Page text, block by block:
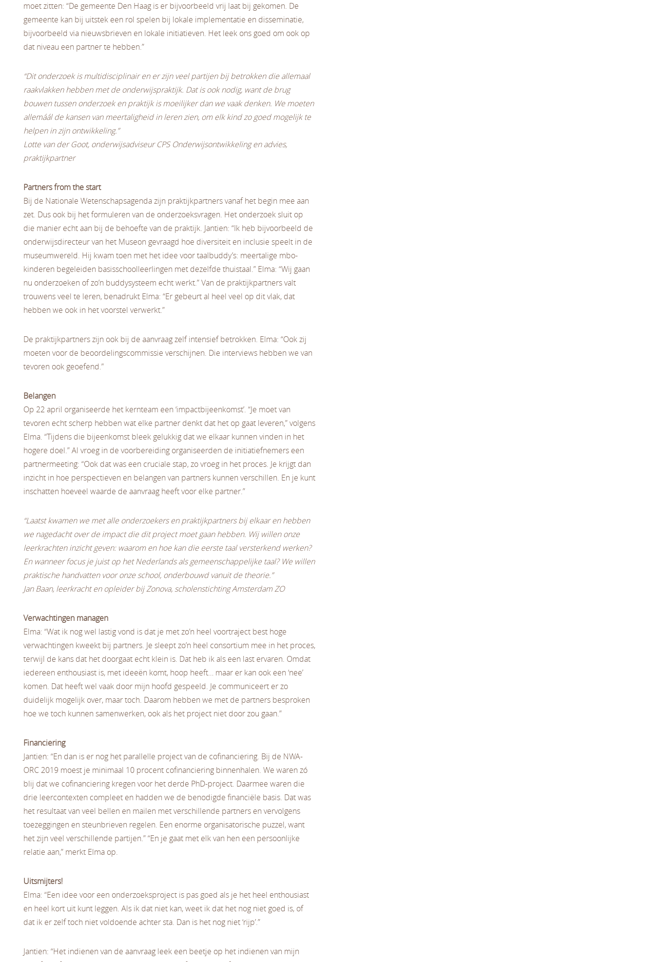
moet zitten: “De gemeente Den Haag is er bijvoorbeeld vrij laat bij gekomen. De
gemeente kan bij uitstek een rol spelen bij lokale implementatie en disseminatie,
bijvoorbeeld via nieuwsbrieven en lokale initiatieven. Het leek ons goed om ook op
dat niveau een partner te hebben.”
“Dit onderzoek is multidisciplinair en er zijn veel partijen bij betrokken die allemaal
raakvlakken hebben met de onderwijspraktijk. Dat is ook nodig, want de brug
bouwen tussen onderzoek en praktijk is moeilijker dan we vaak denken. We moeten
allemáál de kansen van meertaligheid in leren zien, om elk kind zo goed mogelijk te
helpen in zijn ontwikkeling.”
Lotte van der Goot, onderwijsadviseur CPS Onderwijsontwikkeling en advies,
praktijkpartner
Partners from the start
Bij de Nationale Wetenschapsagenda zijn praktijkpartners vanaf het begin mee aan
zet. Dus ook bij het formuleren van de onderzoeksvragen. Het onderzoek sluit op
die manier echt aan bij de behoefte van de praktijk. Jantien: “Ik heb bijvoorbeeld de
onderwijsdirecteur van het Museon gevraagd hoe diversiteit en inclusie speelt in de
museumwereld. Hij kwam toen met het idee voor taalbuddy’s: meertalige mbo-
kinderen begeleiden basisschoolleerlingen met dezelfde thuistaal.” Elma: “Wij gaan
nu onderzoeken of zo’n buddysysteem echt werkt.” Van de praktijkpartners valt
trouwens veel te leren, benadrukt Elma: “Er gebeurt al heel veel op dit vlak, dat
hebben we ook in het voorstel verwerkt.”
De praktijkpartners zijn ook bij de aanvraag zelf intensief betrokken. Elma: “Ook zij
moeten voor de beoordelingscommissie verschijnen. Die interviews hebben we van
tevoren ook geoefend.”
Belangen
Op 22 april organiseerde het kernteam een ‘impactbijeenkomst’. “Je moet van
tevoren echt scherp hebben wat elke partner denkt dat het op gaat leveren,” volgens
Elma. “Tijdens die bijeenkomst bleek gelukkig dat we elkaar kunnen vinden in het
hogere doel.” Al vroeg in de voorbereiding organiseerden de initiatiefnemers een
partnermeeting: “Ook dat was een cruciale stap, zo vroeg in het proces. Je krijgt dan
inzicht in hoe perspectieven en belangen van partners kunnen verschillen. En je kunt
inschatten hoeveel waarde de aanvraag heeft voor elke partner.”
“Laatst kwamen we met alle onderzoekers en praktijkpartners bij elkaar en hebben
we nagedacht over de impact die dit project moet gaan hebben. Wij willen onze
leerkrachten inzicht geven: waarom en hoe kan die eerste taal versterkend werken?
En wanneer focus je juist op het Nederlands als gemeenschappelijke taal? We willen
praktische handvatten voor onze school, onderbouwd vanuit de theorie.”
Jan Baan, leerkracht en opleider bij Zonova, scholenstichting Amsterdam ZO
Verwachtingen managen
Elma: “Wat ik nog wel lastig vond is dat je met zo’n heel voortraject best hoge
verwachtingen kweekt bij partners. Je sleept zo’n heel consortium mee in het proces,
terwijl de kans dat het doorgaat echt klein is. Dat heb ik als een last ervaren. Omdat
iedereen enthousiast is, met ideeën komt, hoop heeft… maar er kan ook een ‘nee’
komen. Dat heeft wel vaak door mijn hoofd gespeeld. Je communiceert er zo
duidelijk mogelijk over, maar toch. Daarom hebben we met de partners besproken
hoe we toch kunnen samenwerken, ook als het project niet door zou gaan.”
Financiering
Jantien: “En dan is er nog het parallelle project van de cofinanciering. Bij de NWA-
ORC 2019 moest je minimaal 10 procent cofinanciering binnenhalen. We waren zó
blij dat we cofinanciering kregen voor het derde PhD-project. Daarmee waren die
drie leercontexten compleet en hadden we de benodigde financiële basis. Dat was
het resultaat van veel bellen en mailen met verschillende partners en vervolgens
toezeggingen en steunbrieven regelen. Een enorme organisatorische puzzel, want
het zijn veel verschillende partijen.” “En je gaat met elk van hen een persoonlijke
relatie aan,” merkt Elma op.
Uitsmijters!
Elma: “Een idee voor een onderzoeksproject is pas goed als je het heel enthousiast
en heel kort uit kunt leggen. Als ik dat niet kan, weet ik dat het nog niet goed is, of
dat ik er zelf toch niet voldoende achter sta. Dan is het nog niet ‘rijp’.”
Jantien: “Het indienen van de aanvraag leek een beetje op het indienen van mijn